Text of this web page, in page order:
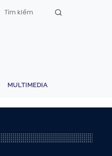
MULTIMEDIA